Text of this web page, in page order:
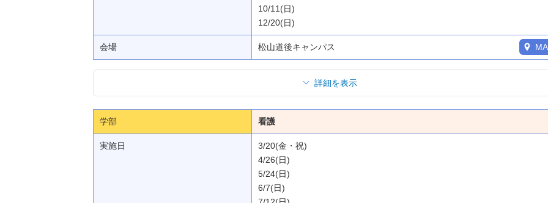
10/11(日)
12/20(日)
会場 松山道後キャンパス
詳細を表示
学部 看護
実施日
3/20(金・祝)
4/26(日)
5/24(日)
6/7(日)